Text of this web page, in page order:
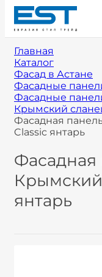
Главная
Каталог
Фасад в Астане
Фасадные
Фасадные
Крымский
Фасадная
Classic янтарь
Крымский
янтарь